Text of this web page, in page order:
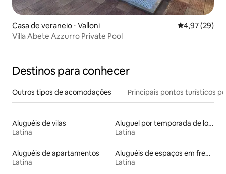
Casa de veraneio ⋅ Valloni 4,97 de uma
4,97 (29)
Villa Abete Azzurro Private Pool
Destinos para conhecer
Outros tipos de acomodações Principais pontos turísticos
Aluguéis de vilas
Latina
Aluguel por temporada de lofts
Latina
Aluguéis de apartamentos
Latina
Aluguéis de espaços em frente à praia
Latina